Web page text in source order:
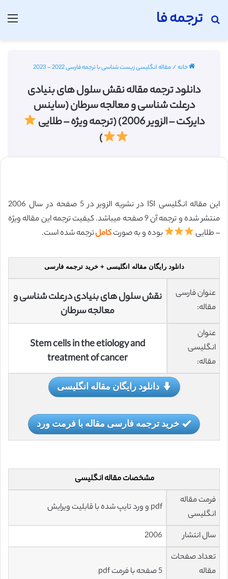
ترجمه فا
جستجو برای
خانه/مقاله انگلیسی زیست شناسی با ترجمه فارسی 2022 - 2023
دانلود ترجمه مقاله نقش سلول های بنیادی
درعلت شناسی و معالجه سرطان (ساینس
دایرکت – الزویر 2006) (ترجمه ویژه – طلایی
)
این مقاله انگلیسی ISI در نشریه الزویر در 5 صفحه در سال 2006
منتشر شده و ترجمه آن 9 صفحه میباشد. کیفیت ترجمه این مقاله ویژه
– طلایی
بوده و به صورتکاملترجمه شده است.
دانلود رایگان مقاله انگلیسی + خرید ترجمه فارسی
عنوان فارسی
مقاله:
نقش سلول های بنیادی درعلت شناسی و
معالجه سرطان
عنوان
انگلیسی
مقاله:
Stem cells in the etiology and
treatment of cancer
دانلود رایگان مقاله انگلیسی
خرید ترجمه فارسی مقاله با فرمت ورد
مشخصات مقاله انگلیسی
فرمت مقاله
انگلیسی
pdf و ورد تایپ شده با قابلیت ویرایش
سال انتشار
2006
تعداد صفحات
مقاله
5 صفحه با فرمت pdf